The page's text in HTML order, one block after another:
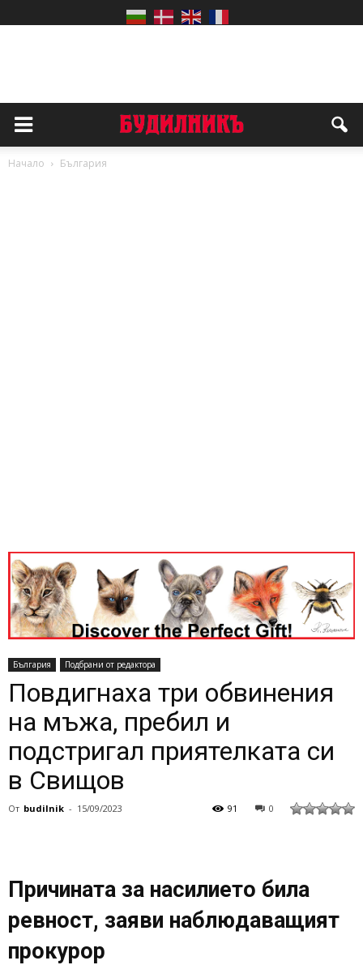
Начало България
България Подбрани от редактора
Повдигнаха три обвинения
на мъжа, пребил и
подстригал приятелката си
в Свищов
От budilnik - 15/09/2023 0
91
Причината за насилието била
ревност, заяви наблюдаващият
прокурор